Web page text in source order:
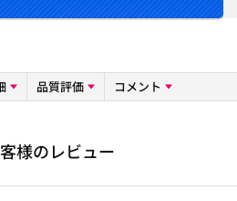
品質評価 コメント
様のレビュー